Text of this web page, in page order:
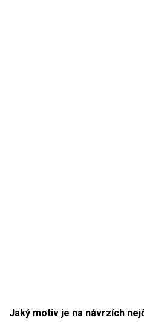
Jaký motiv je na návrzích